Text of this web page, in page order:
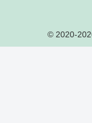
© 2020-